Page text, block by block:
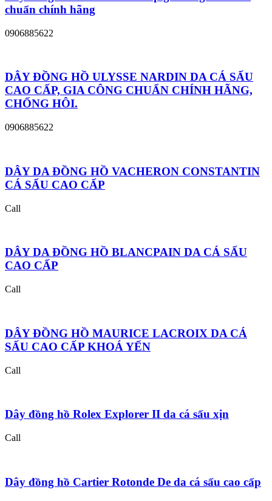
chuẩn chính hãng
0906885622
DÂY ĐỒNG HỒ ULYSSE NARDIN DA CÁ SẤU
CAO CẤP, GIA CÔNG CHUẨN CHÍNH HÃNG,
CHỐNG HÔI.
0906885622
DÂY DA ĐỒNG HỒ VACHERON CONSTANTIN
CÁ SẤU CAO CẤP
Call
DÂY DA ĐỒNG HỒ BLANCPAIN DA CÁ SẤU
CAO CẤP
Call
DÂY ĐỒNG HỒ MAURICE LACROIX DA CÁ
SẤU CAO CẤP KHOÁ YẾN
Call
Dây đồng hồ Rolex Explorer II da cá sấu xịn
Call
Dây đồng hồ Cartier Rotonde De da cá sấu cao cấp